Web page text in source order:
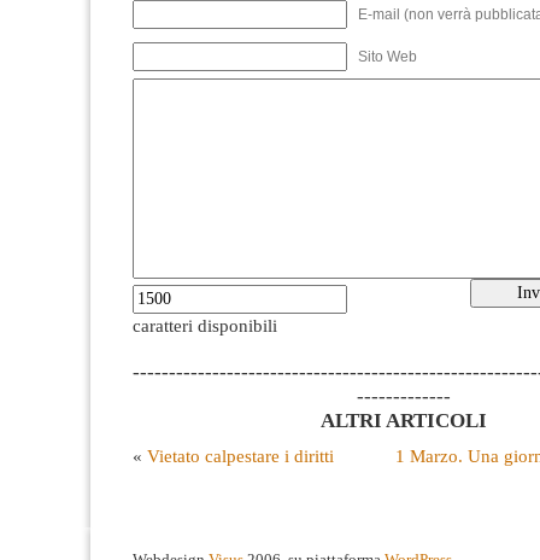
E-mail (non verrà
Sito Web
caratteri disponibili
-------------
ALTRI ARTICOLI
« Vietato calpestare i diritti 1 Marzo. Una